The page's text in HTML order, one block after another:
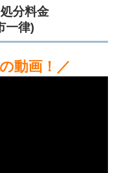
分料金
一律)
動画！／